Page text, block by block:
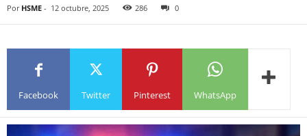
Por HSME - 12 octubre, 2025 286 0
Facebook Twitter Pinterest WhatsApp